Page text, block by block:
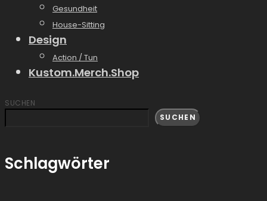
Gesundheit
House-Sitting
Design
Action / Tun
Kustom.Merch.Shop
SUCHEN
SUCHEN
Schlagwörter